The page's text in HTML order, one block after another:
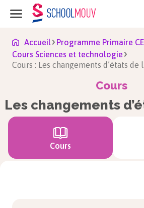
Accueil
Programme Primaire
Cours Sciences et technologie
Cours : Les changements d’états de
Cours
Les changements
Cours